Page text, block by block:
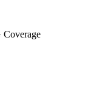
Coverage